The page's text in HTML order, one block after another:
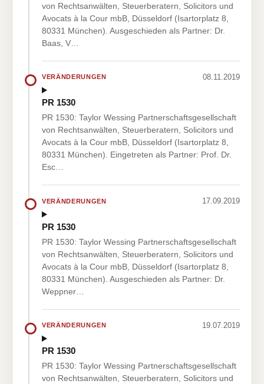
von Rechtsanwälten, Steuerberatern, Solicitors und
Avocats à la Cour mbB, Düsseldorf (Isartorplatz 8,
80331 München). Ausgeschieden als Partner: Dr.
Baas, V…
VERÄNDERUNGEN 08.11.2019
PR 1530
PR 1530: Taylor Wessing Partnerschaftsgesellschaft
von Rechtsanwälten, Steuerberatern, Solicitors und
Avocats à la Cour mbB, Düsseldorf (Isartorplatz 8,
80331 München). Eingetreten als Partner: Prof. Dr.
Esc…
VERÄNDERUNGEN 17.09.2019
PR 1530
PR 1530: Taylor Wessing Partnerschaftsgesellschaft
von Rechtsanwälten, Steuerberatern, Solicitors und
Avocats à la Cour mbB, Düsseldorf (Isartorplatz 8,
80331 München). Ausgeschieden als Partner: Dr.
Weppner…
VERÄNDERUNGEN 19.07.2019
PR 1530
PR 1530: Taylor Wessing Partnerschaftsgesellschaft
von Rechtsanwälten, Steuerberatern, Solicitors und